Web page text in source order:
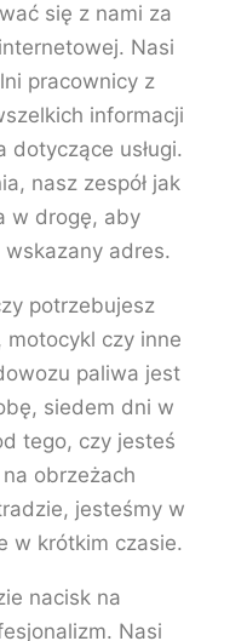
się z nami za
Nasi
pracownicy z
informacji
dotyczące usługi.
nasz zespół jak
w drogę, aby
adres.
potrzebujesz
czy inne
paliwa jest
siedem dni w
tego, czy jesteś
obrzeżach
jesteśmy w
w krótkim czasie.
nacisk na
Nasi